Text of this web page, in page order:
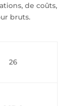
de coûts,
bruts.
26